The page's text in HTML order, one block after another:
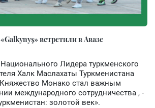
встретили в Авазе
Лидера туркменского
Халк Маслахаты Туркменистана
Княжество Монако стал важным
международного сотрудничества , -
золотой век».